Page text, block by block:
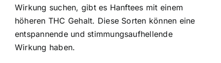
Wirkung suchen, gibt es Hanftees mit einem
höheren THC Gehalt. Diese Sorten können eine
entspannende und stimmungsaufhellende
Wirkung haben.